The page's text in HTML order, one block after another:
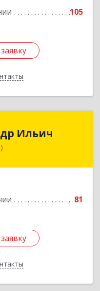
105
Ильич
81
обл, Кировград г,